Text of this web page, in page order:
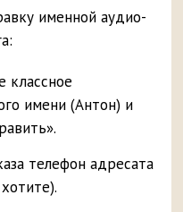
именной аудио-
классное
имени (Антон) и
телефон адресата